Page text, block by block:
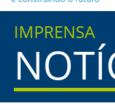
IMPRENSA